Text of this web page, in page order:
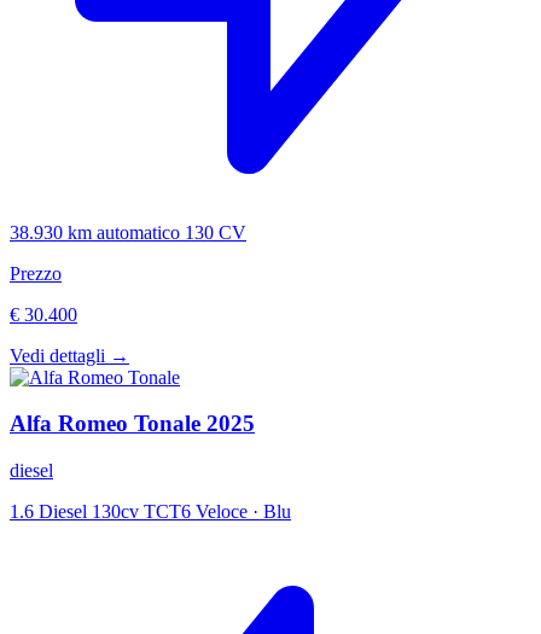
38.930 km automatico 130 CV
Prezzo
€ 30.400
Vedi dettagli →
Alfa Romeo Tonale 2025
diesel
1.6 Diesel 130cv TCT6 Veloce · Blu